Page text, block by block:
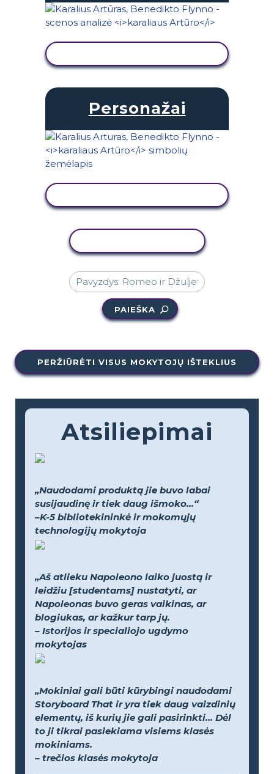
Personažai
PAIEŠKA
PERŽIŪRĖTI VISUS MOKYTOJŲ IŠTEKLIUS
Atsiliepimai
„Naudodami produktą jie buvo labai
susijaudinę ir tiek daug išmoko...“
–K-5 bibliotekininkė ir mokomųjų
technologijų mokytoja
„Aš atlieku Napoleono laiko juostą ir
leidžiu [studentams] nustatyti, ar
Napoleonas buvo geras vaikinas, ar
blogiukas, ar kažkur tarp jų.
– Istorijos ir specialiojo ugdymo
mokytojas
„Mokiniai gali būti kūrybingi naudodami
Storyboard That ir yra tiek daug vaizdinių
elementų, iš kurių jie gali pasirinkti... Dėl
to ji tikrai pasiekiama visiems klasės
mokiniams.
– trečios klasės mokytoja